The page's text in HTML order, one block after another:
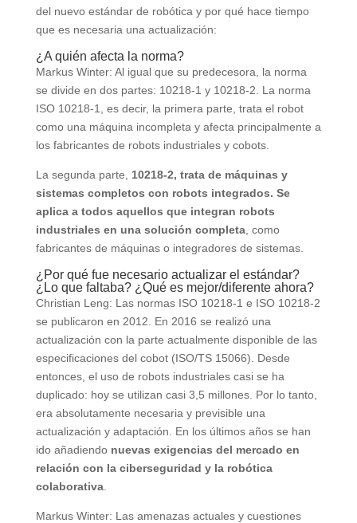
del nuevo estándar de robótica y por qué hace tiempo
que es necesaria una actualización:
¿A quién afecta la norma?
Markus Winter: Al igual que su predecesora, la norma
se divide en dos partes: 10218-1 y 10218-2. La norma
ISO 10218-1, es decir, la primera parte, trata el robot
como una máquina incompleta y afecta principalmente a
los fabricantes de robots industriales y cobots.
La segunda parte, 10218-2, trata de máquinas y
sistemas completos con robots integrados. Se
aplica a todos aquellos que integran robots
industriales en una solución completa, como
fabricantes de máquinas o integradores de sistemas.
¿Por qué fue necesario actualizar el estándar?
¿Lo que faltaba? ¿Qué es mejor/diferente ahora?
Christian Leng: Las normas ISO 10218-1 e ISO 10218-2
se publicaron en 2012. En 2016 se realizó una
actualización con la parte actualmente disponible de las
especificaciones del cobot (ISO/TS 15066). Desde
entonces, el uso de robots industriales casi se ha
duplicado: hoy se utilizan casi 3,5 millones. Por lo tanto,
era absolutamente necesaria y previsible una
actualización y adaptación. En los últimos años se han
ido añadiendo nuevas exigencias del mercado en
relación con la ciberseguridad y la robótica
colaborativa.
Markus Winter: Las amenazas actuales y cuestiones